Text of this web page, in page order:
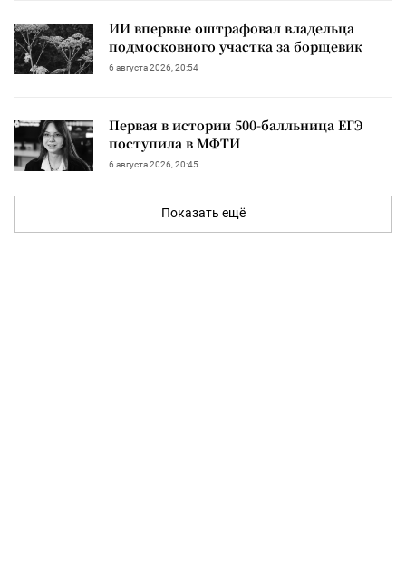
ИИ впервые оштрафовал владельца
подмосковного участка за борщевик
6 августа 2026, 20:54
Первая в истории 500-балльница ЕГЭ
поступила в МФТИ
6 августа 2026, 20:45
Показать ещё